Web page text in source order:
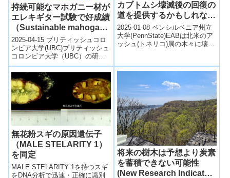
持続可能なマホガニー材が
エレキギター試験で好成績
（Sustainable mahogany
hits the right note in UBC
electric guitar testing）
2025-04-15 ブリティッシュコロ
ンビア大学(UBC)ブリティッシュ
コロンビア大学（UBC）の研究
チームは、持続可能に栽培され
たフィジー産マホガニーを用
い...
カブトムシ壊滅後の回復の
道を提供するかもしれない
(Ash tree variability may
offer restoration path
post-beetle decimation)
2025-01-08 ペンシルベニア州立
大学(PennState)EABは北米のア
ッシュ(トネリコ)属の木々に壊滅
無花粉スギの原因遺伝子
（MALE STELARITY 1）
を同定
MALE STELARITY 1を持つスギ
をDNA分析で迅速・正確に識別
将来の樹木は予想より炭素
を蓄積できない可能性
(New Research Indicates